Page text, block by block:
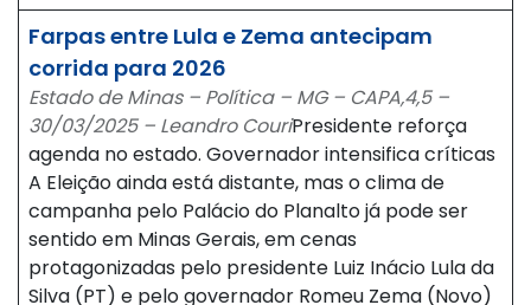
Farpas entre Lula e Zema antecipam
corrida para 2026
Estado de Minas – Política – MG – CAPA,4,5 –
30/03/2025 – Leandro CouriPresidente reforça
agenda no estado. Governador intensifica críticas
A Eleição ainda está distante, mas o clima de
campanha pelo Palácio do Planalto já pode ser
sentido em Minas Gerais, em cenas
protagonizadas pelo presidente Luiz Inácio Lula da
Silva (PT) e pelo governador Romeu Zema (Novo)